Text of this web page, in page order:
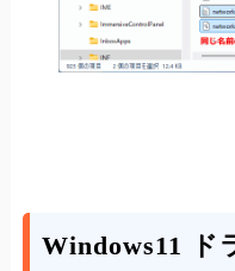
Windows11 ド